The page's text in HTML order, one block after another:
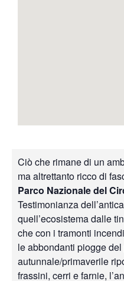
Ciò che rimane di un
ma altrettanto ricco di
Parco Nazionale del
Testimonianza
quell’ecosistema dalle
che con i tramonti
le abbondanti piogge
autunnale/primaverile
frassini, cerri e farnie,